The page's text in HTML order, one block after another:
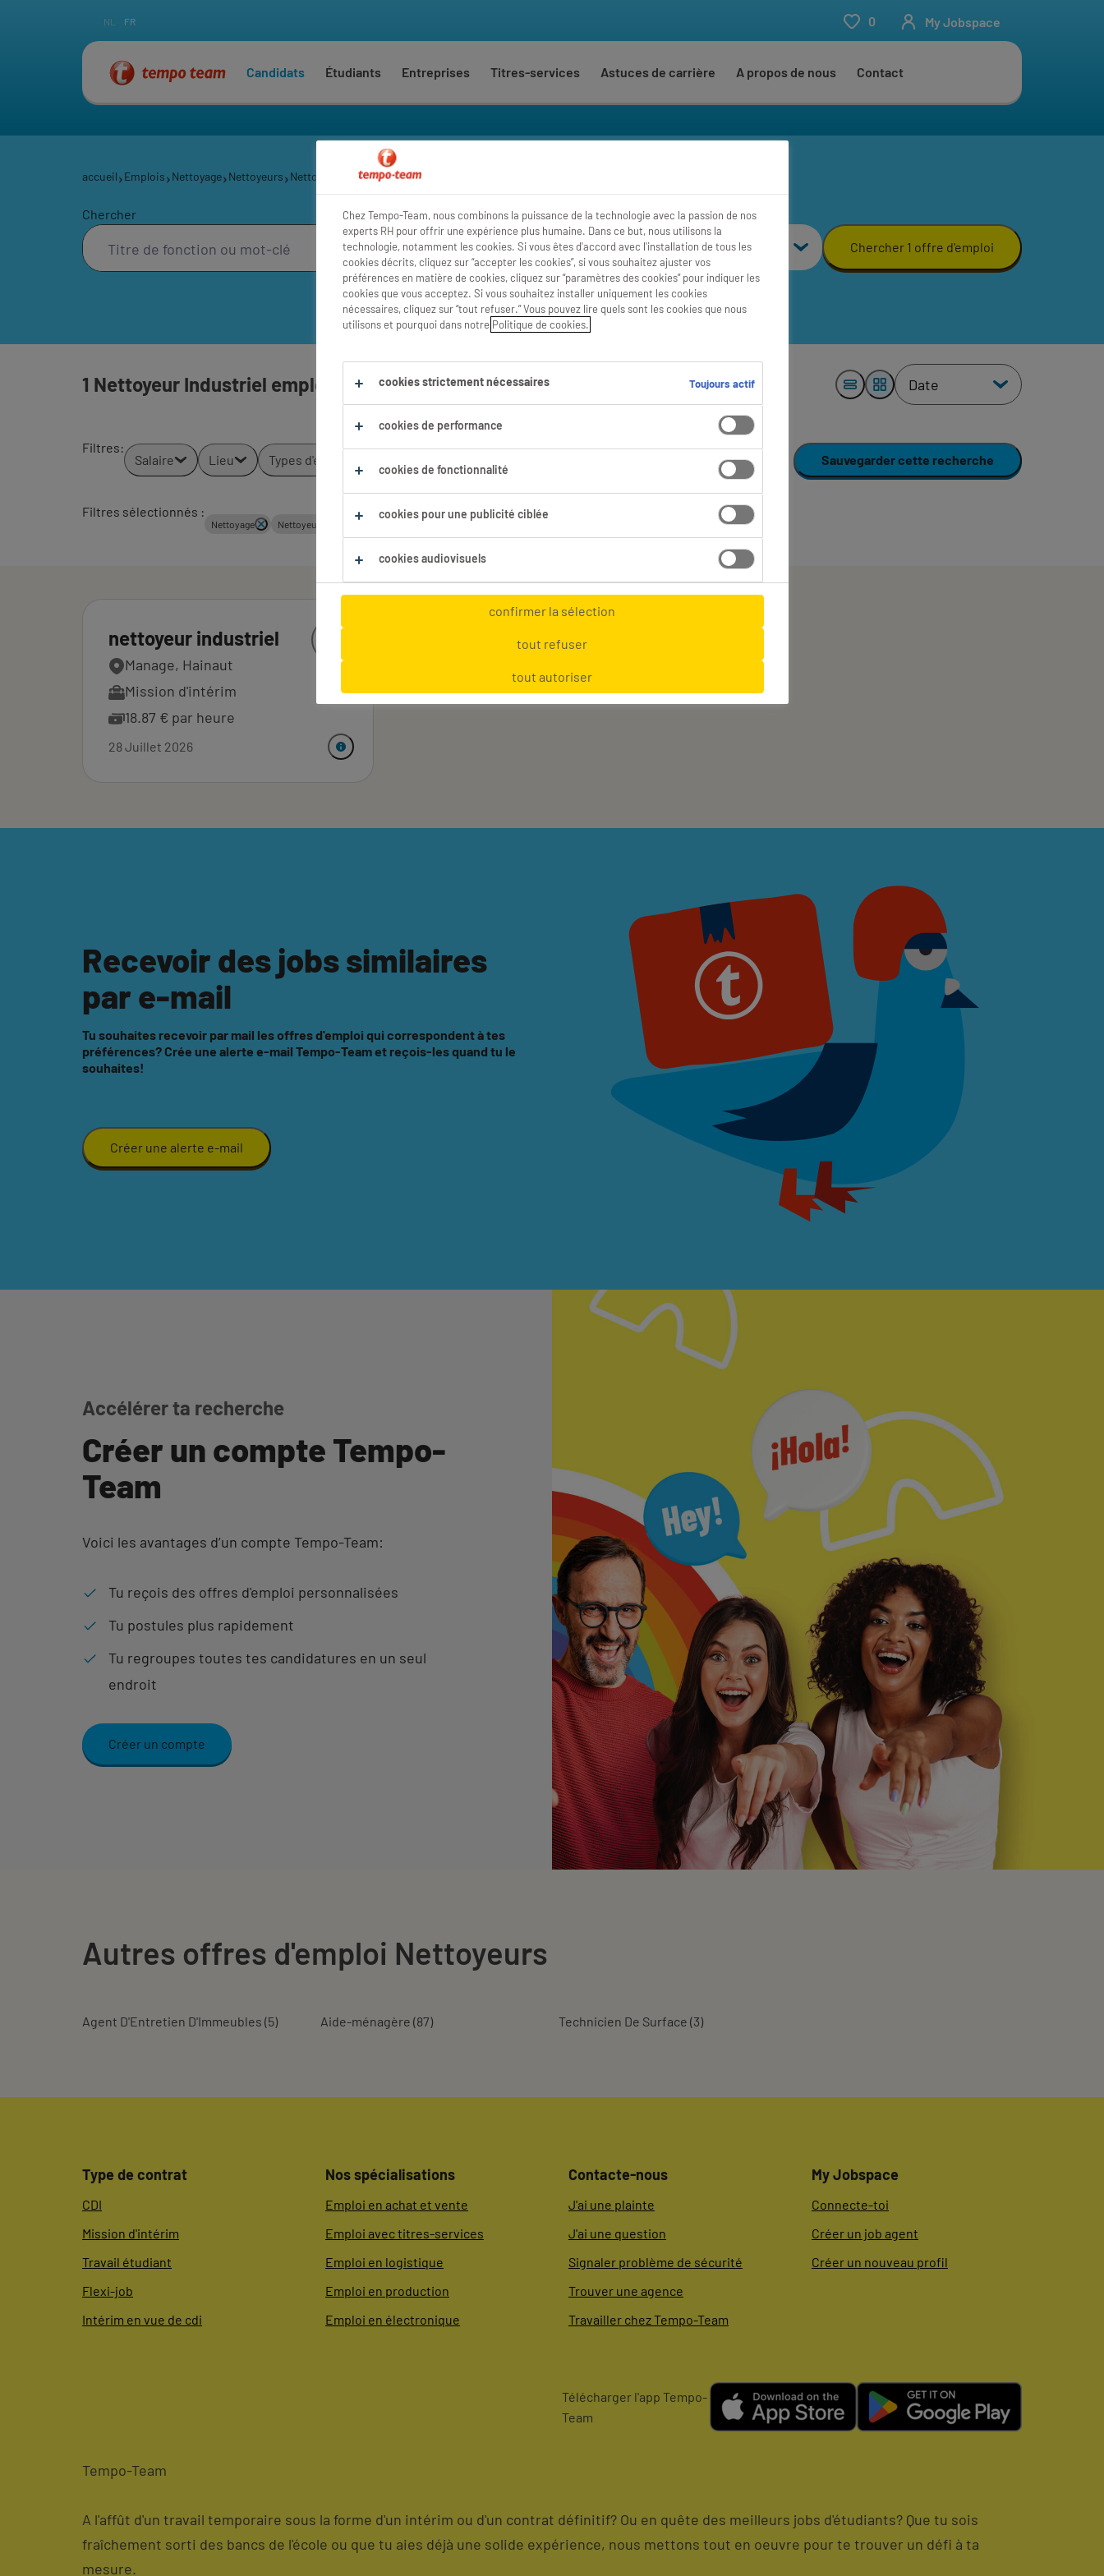
Candidats Étudiants Entreprises Titres-services Astuces de carrière A propos de nous Contact
0 My Jobspace
NL FR
accueil Emplois Nettoyage Nettoyeurs Nettoyeur Industriel
Chercher Où Rayon
Chercher 1 offre d'emploi
1 Nettoyeur Industriel emploi trouvé pour toi.
Filtres:
Salaire Lieu Types d'emploi Sauvegarder cette recherche
Filtres sélectionnés :
Nettoyage Nettoyeurs Nettoyeur Industriel Tout effacer
nettoyeur industriel
Manage, Hainaut
Mission d'intérim
18.87 € par heure
28 Juillet 2026
Recevoir des jobs similaires
par e-mail
Tu souhaites recevoir par mail les offres d'emploi qui correspondent à tes
préférences? Crée une alerte e-mail Tempo-Team et reçois-les quand tu le
souhaites!
Créer une alerte e-mail
Accélérer ta recherche
Créer un compte Tempo-
Team
Voici les avantages d’un compte Tempo-Team:
Tu reçois des offres d'emploi personnalisées
Tu postules plus rapidement
Tu regroupes toutes tes candidatures en un seul
endroit
Créer un compte
Autres offres d'emploi Nettoyeurs
Agent D'Entretien D'Immeubles (5) Aide-ménagère (87) Technicien De Surface (3)
Type de contrat
CDI
Mission d'intérim
Travail étudiant
Flexi-job
Intérim en vue de cdi
Nos spécialisations
Emploi en achat et vente
Emploi avec titres-services
Emploi en logistique
Emploi en production
Emploi en électronique
Contacte-nous
J'ai une plainte
J'ai une question
Signaler problème de sécurité
Trouver une agence
Travailler chez Tempo-Team
My Jobspace
Connecte-toi
Créer un job agent
Créer un nouveau profil
Télécharger l'app Tempo-
Team
Tempo-Team
A l'affût d'un travail temporaire sous la forme d'un intérim ou d'un contrat définitif? Ou en quête des meilleurs jobs d'étudiants? Que tu sois
fraîchement sorti des bancs de l'école ou que tu aies déjà une solide expérience, nous mettons tout en oeuvre pour te trouver un défi à ta
mesure.
Chez Tempo-Team, nous combinons la puissance de la technologie avec la passion de nos
experts RH pour offrir une expérience plus humaine. Dans ce but, nous utilisons la
technologie, notamment les cookies. Si vous êtes d'accord avec l'installation de tous les
cookies décrits, cliquez sur “accepter les cookies”, si vous souhaitez ajuster vos
préférences en matière de cookies, cliquez sur “paramètres des cookies” pour indiquer les
cookies que vous acceptez. Si vous souhaitez installer uniquement les cookies
nécessaires, cliquez sur “tout refuser.” Vous pouvez lire quels sont les cookies que nous
utilisons et pourquoi dans notre Politique de cookies.
cookies strictement nécessaires Toujours actif
cookies de performance
cookies de fonctionnalité
cookies pour une publicité ciblée
cookies audiovisuels
confirmer la sélection
tout refuser
tout autoriser